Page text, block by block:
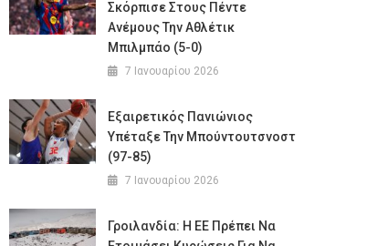
Σκόρπισε Στους Πέντε
Ανέμους Την Αθλέτικ
Μπιλμπάο (5-0)
7 Ιανουαρίου 2026
Εξαιρετικός Πανιώνιος
Υπέταξε Την Μπούντουτσνοστ
(97-85)
7 Ιανουαρίου 2026
Γροιλανδία: Η ΕΕ Πρέπει Να